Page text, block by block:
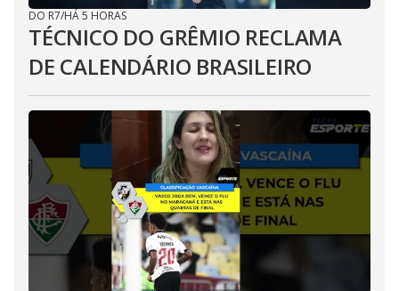
DO R7/HÁ 5 HORAS
TÉCNICO DO GRÊMIO RECLAMA
DE CALENDÁRIO BRASILEIRO